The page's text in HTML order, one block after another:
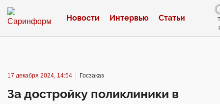
Новости Интервью Статьи
17 декабря 2024, 14:54 Госзаказ
За достройку поликлиники в